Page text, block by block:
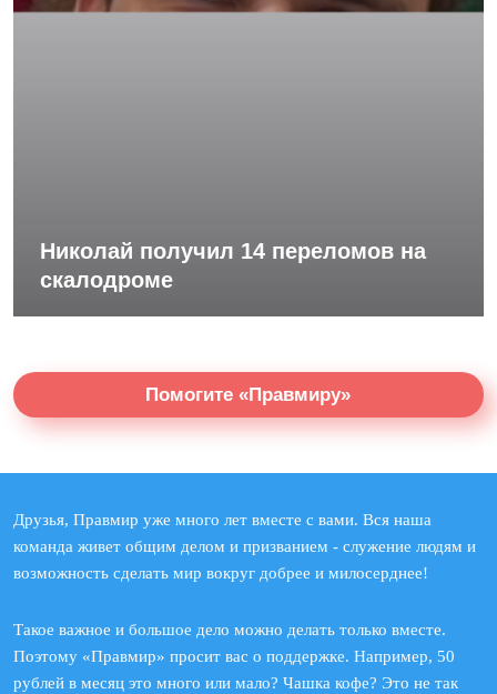
Николай получил 14 переломов на
скалодроме
Помогите «Правмиру»
Друзья, Правмир уже много лет вместе с вами. Вся наша
команда живет общим делом и призванием - служение людям и
возможность сделать мир вокруг добрее и милосерднее!
Такое важное и большое дело можно делать только вместе.
Поэтому «Правмир» просит вас о поддержке. Например, 50
рублей в месяц это много или мало? Чашка кофе? Это не так